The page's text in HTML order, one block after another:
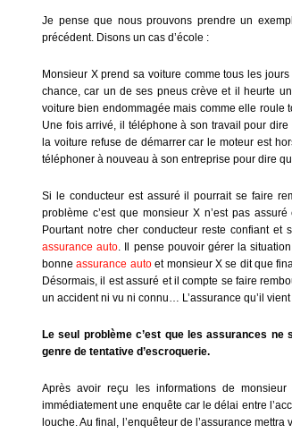
Je pense que nous prouvons prendre un
précédent. Disons un cas d’école :
Monsieur X prend sa voiture comme tous les
chance, car un de ses pneus crève et il heurte
voiture bien endommagée mais comme elle roule
Une fois arrivé, il téléphone à son travail pour
la voiture refuse de démarrer car le moteur est
téléphoner à nouveau à son entreprise pour dire
Si le conducteur est assuré il pourrait se faire
problème c’est que monsieur X n’est pas
Pourtant notre cher conducteur reste confiant
assurance auto. Il pense pouvoir gérer la
bonneassurance autoet monsieur X se dit que
Désormais, il est assuré et il compte se faire
un accident ni vu ni connu… L’assurance qu’il
Le seul problème c’est que les assurances ne
genre de tentative d’escroquerie.
Après avoir reçu les informations de monsieur
immédiatement une enquête car le délai entre
louche. Au final, l’enquêteur de l’assurance